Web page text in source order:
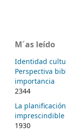
M´as leído
Identidad
Perspectiva
importancia
2344
La
imprescindible
1930